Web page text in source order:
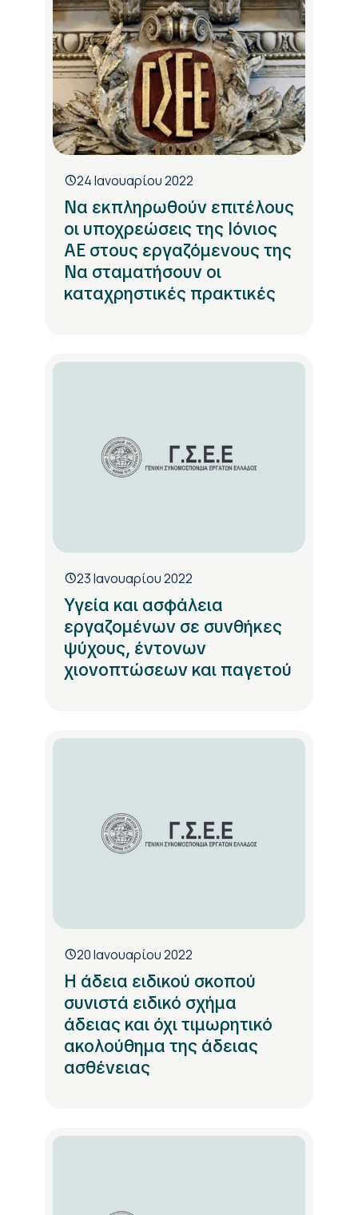
24 Ιανουαρίου 2022
Να εκπληρωθούν επιτέλους
οι υποχρεώσεις της Ιόνιος
ΑΕ στους εργαζόμενους της
Να σταματήσουν οι
καταχρηστικές πρακτικές
23 Ιανουαρίου 2022
Υγεία και ασφάλεια
εργαζομένων σε συνθήκες
ψύχους, έντονων
χιονοπτώσεων και παγετού
20 Ιανουαρίου 2022
Η άδεια ειδικού σκοπού
συνιστά ειδικό σχήμα
άδειας και όχι τιμωρητικό
ακολούθημα της άδειας
ασθένειας